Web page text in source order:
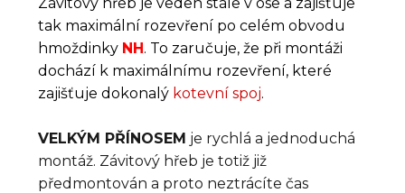
tak maximální rozevření po celém obvodu
hmoždinky NH. To zaručuje, že při montáži
dochází k maximálnímu rozevření, které
zajišťuje dokonalý kotevní spoj.
VELKÝM PŘÍNOSEM je rychlá a jednoduchá
montáž. Závitový hřeb je totiž již
předmontován a proto neztrácíte čas